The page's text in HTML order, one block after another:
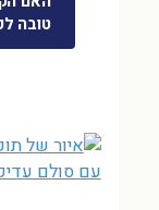
טובה